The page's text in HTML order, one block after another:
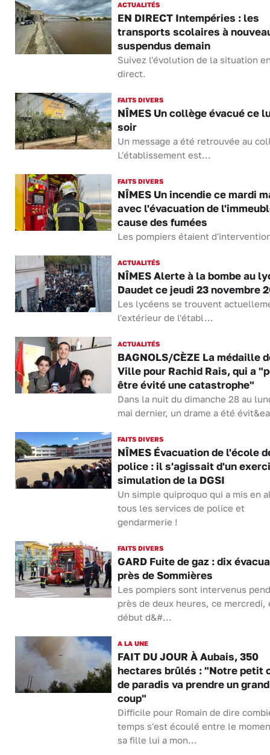
ACTUALITÉS
EN DIRECT Intempéries : les
transports scolaires à
suspendus demain
Suivez l'évolution de la situation
direct.
FAITS DIVERS
NÎMES Un collège évacué ce
soir
Un message a été retrouvée au
L'établissement est...
FAITS DIVERS
NÎMES Un incendie ce mardi
avec l'évacuation de
cause des fumées
Les pompiers étaient
ACTUALITÉS
NÎMES Alerte à la bombe au
Daudet ce jeudi 23 novembre
Les lycéens se trouvent
l'extérieur de l'établ...
ACTUALITÉS
BAGNOLS/CÈZE La médaille
Ville pour Rachid Rais, qui a
être évité une catastrophe"
Dans la nuit du dimanche 28 au
mai dernier, un drame a été
FAITS DIVERS
NÎMES Évacuation de l'école
police : il s'agissait d'un
simulation de la DGSI
Un simple quiproquo qui a mis en
tous les services de police et
gendarmerie !
FAITS DIVERS
GARD Fuite de gaz : dix
près de Sommières
Les pompiers sont intervenus
près de deux heures, ce mercredi,
début d&#...
A LA UNE
FAIT DU JOUR À Aubais, 350
hectares brûlés : "Notre petit
de paradis va prendre un grand
coup"
Difficile pour Romain de dire
temps s'est écoulé entre le
sa fille lui a mon...